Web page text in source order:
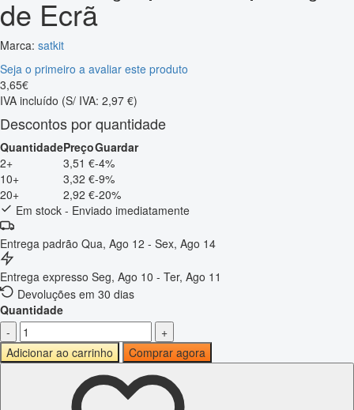
de Ecrã
Marca: satkit
Seja o primeiro a avaliar este produto
3,65€
IVA incluído (S/ IVA: 2,97 €)
Descontos por quantidade
QuantidadePreçoGuardar
2+
3,51 €-4%
10+
3,32 €-9%
20+
2,92 €-20%
Em stock - Enviado imediatamente
Entrega padrão Qua, Ago 12 - Sex, Ago 14
Entrega expresso Seg, Ago 10 - Ter, Ago 11
Devoluções em 30 dias
Quantidade
-
+
Adicionar ao carrinho
Comprar agora